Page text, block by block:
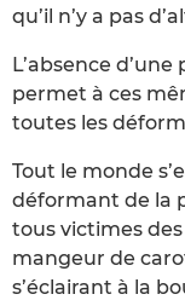
qu’il n’y a pas
L’absence
permet à ces
toutes les
Tout le monde
déformant de la
tous victimes
mangeur de
s’éclairant à la